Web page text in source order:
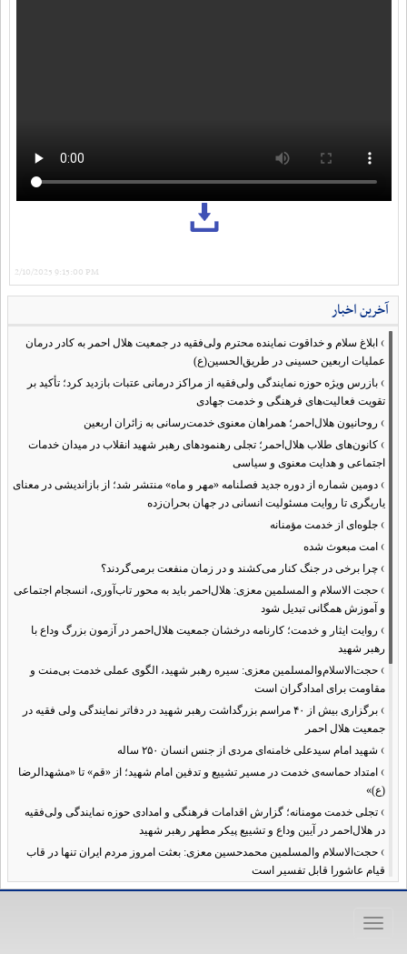
2/10/2025 9:15:00 PM
آخرین اخبار
› ابلاغ سلام و خداقوت نماینده محترم ولی‌فقیه در جمعیت هلال احمر به کادر درمان
عملیات اربعین حسینی در طریق‌الحسین(ع)
› بازرس ویژه حوزه نمایندگی ولی‌فقیه از مراکز درمانی عتبات بازدید کرد؛ تأکید بر
تقویت فعالیت‌های فرهنگی و خدمت جهادی
› روحانیون هلال‌احمر؛ همراهان معنوی خدمت‌رسانی به زائران اربعین
› کانون‌های طلاب هلال‌احمر؛ تجلی رهنمودهای رهبر شهید انقلاب در میدان خدمات
اجتماعی و هدایت معنوی و سیاسی
› دومین شماره از دوره جدید فصلنامه «مهر و ماه» منتشر شد؛ از بازاندیشی در معنای
یاریگری تا روایت مسئولیت انسانی در جهان بحران‌زده
› جلوه‌ای از خدمت مؤمنانه
› امت مبعوث شده
› چرا برخی در جنگ کنار می‌کشند و در زمان منفعت برمی‌گردند؟
› حجت الاسلام و المسلمین معزی: هلال‌احمر باید به محور تاب‌آوری، انسجام اجتماعی
و آموزش همگانی تبدیل شود
› روایت ایثار و خدمت؛ کارنامه درخشان جمعیت هلال‌احمر در آزمون بزرگ وداع با
رهبر شهید
› حجت‌الاسلام‌والمسلمین معزی: سیره رهبر شهید، الگوی عملی خدمت بی‌منت و
مقاومت برای امدادگران است
›
برگزاری بیش از ۴۰ مراسم بزرگداشت رهبر شهید در دفاتر نمایندگی ولی فقیه در
جمعیت هلال احمر
› شهید امام سیدعلی خامنه‌ای مردی از جنس انسان ۲۵۰ ساله
› امتداد حماسه‌ی خدمت در مسیر تشییع و تدفین امام شهید؛ از «قم» تا «مشهدالرضا
(ع)»
› تجلی خدمت مومنانه؛ گزارش اقدامات فرهنگی و امدادی حوزه نمایندگی ولی‌فقیه
در هلال‌احمر در آیین وداع و تشییع پیکر مطهر رهبر شهید
› حجت‌الاسلام والمسلمین محمدحسین معزی: بعثت امروز مردم ایران تنها در قاب
قیام عاشورا قابل تفسیر است
›آمادگی همه‌جانبه معاونت فرهنگی حوزه نمایندگی ولی‌فقیه هلال‌احمر برای
›طنین نوای حسینی در ساختمان صلح؛ ویژه‌برنامه‌های عزاداری دهه اول محرم در
Toggle